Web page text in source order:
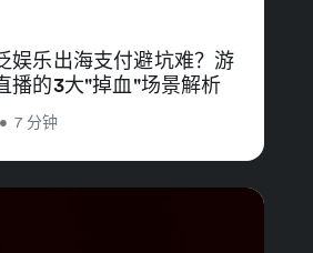
娱乐出海支付避坑难？游
播的3大"掉血"场景解析
• 7 分钟